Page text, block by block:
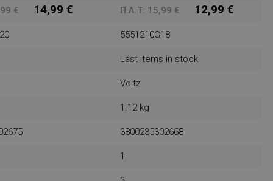
€ 14,99 € Π.Λ.Τ: 15,99 € 12,99 €
5551210G18
Last items in stock
Voltz
1.12 kg
3800235302668
1